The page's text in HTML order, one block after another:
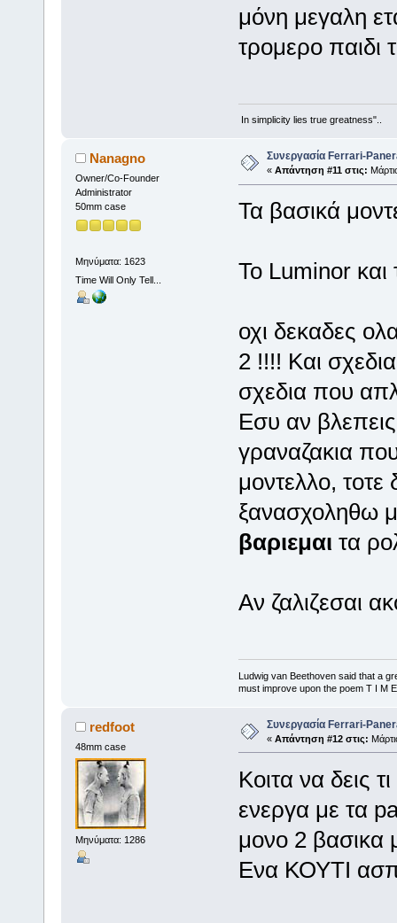
μόνη μεγαλη
τρομερο παιδι
In simplicity lies true greatness"..
Nanagno
Owner/Co-Founder
Administrator
50mm case
Μηνύματα: 1623
Time Will Only Tell...
Συνεργασία Ferrari-
« Απάντηση #11 στις:
Τα βασικά
Το Luminor
οχι δεκαδες
2 !!!! Και
σχεδια που
Εσυ αν
γραναζακια
μοντελλο,
ξανασχοληθω
βαριεμαι τα
Αν ζαλιζεσαι
Ludwig van Beethoven said that a
must improve upon the poem T I M
redfoot
48mm case
Μηνύματα: 1286
Συνεργασία Ferrari-
« Απάντηση #12 στις:
Κοιτα να δεις
ενεργα με τα
μονο 2 βασικα
Ενα ΚΟΥΤΙ